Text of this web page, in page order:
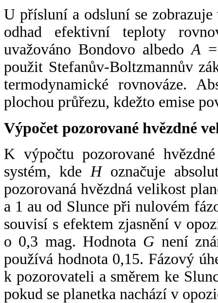
U přísluní a odsluní se
odhad efektivní teploty
uvažováno Bondovo albedoA
použit Stefanův-Boltzmannův
termodynamické rovnováze.
plochou průřezu, kdežto emise
Výpočet pozorované hvězdné
K výpočtu pozorované
systém, kde Hoznačuje
pozorovaná hvězdná velikost
a 1 au od Slunce při nulovém
souvisí s efektem zjasnění v
o 0,3 mag. Hodnota G není
používá hodnota 0,15. Fázový
k pozorovateli a směrem ke
pokud se planetka nachází v